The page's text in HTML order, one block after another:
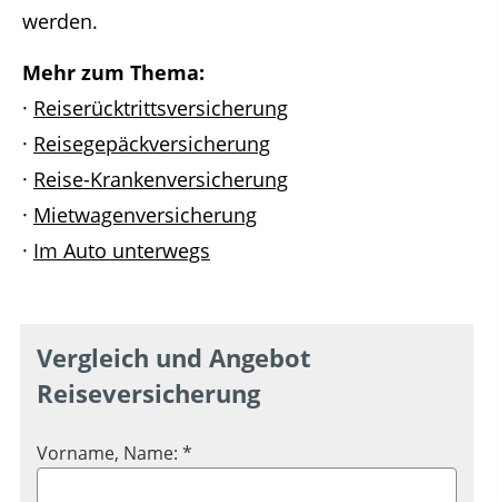
werden.
Mehr zum Thema:
· Reiserücktrittsversicherung
· Reisegepäckversicherung
· Reise-Krankenversicherung
· Mietwagenversicherung
· Im Auto unterwegs
Vergleich und Angebot
Reiseversicherung
Vorname, Name: *